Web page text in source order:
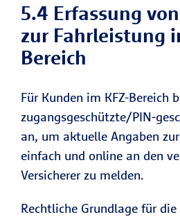
5.4 Erfassung
zur Fahrleistung
Bereich
Für Kunden im KFZ-Bereich
zugangsgeschützte/PIN-
an, um aktuelle Angaben
einfach und online an den
Versicherer zu melden.
Rechtliche Grundlage für